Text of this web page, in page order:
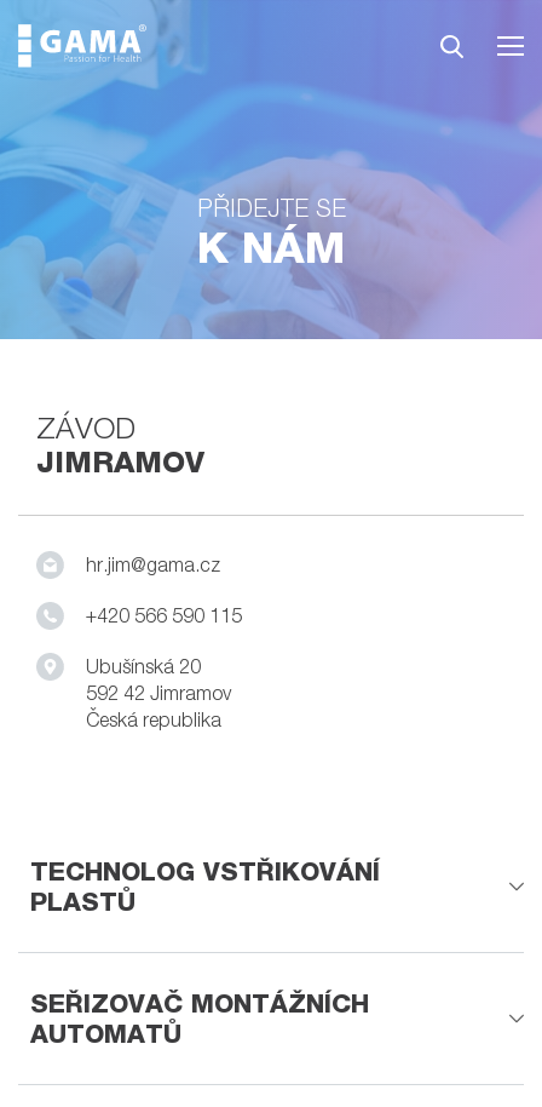
PŘIDEJTE SE
K NÁM
ZÁVOD
JIMRAMOV
hr.jim@gama.cz
+420 566 590 115
Ubušínská 20
592 42 Jimramov
Česká republika
TECHNOLOG VSTŘIKOVÁNÍ
PLASTŮ
SEŘIZOVAČ MONTÁŽNÍCH
AUTOMATŮ